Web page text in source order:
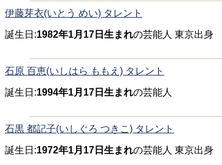
伊藤芽衣(いとう めい) タレント
誕生日:1982年1月17日生まれの芸能人 東京出身
石原 百恵(いしはら ももえ) タレント
誕生日:1994年1月17日生まれの芸能人
石黒 都記子(いしぐろ つきこ) タレント
誕生日:1972年1月17日生まれの芸能人 東京出身